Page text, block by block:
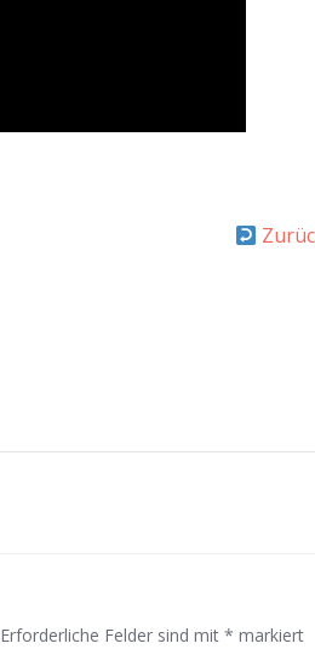
Erforderliche Felder sind mit * markiert